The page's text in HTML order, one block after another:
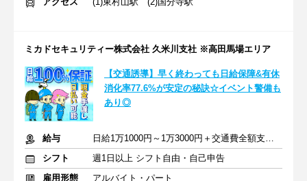
ミカドセキュリティー株式会社 久米川支社 ※高田馬場エリア
【交通誘導】早く終わっても日給保障&有休
消化率77.6%が安定の秘訣☆イベント警備も
あり◎
給与
日給1万1000円～1万3000円＋交通費全額支給(規定あり)
シフト
週1日以上 シフト自由・自己申告
雇用形態
アルバイト・パート